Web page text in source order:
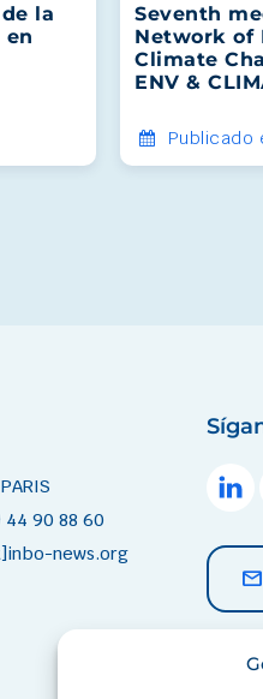
la
en
Seventh
Network of
Climate
ENV &
Publicado
44 90 88 60
news.org